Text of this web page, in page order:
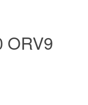
ORV9